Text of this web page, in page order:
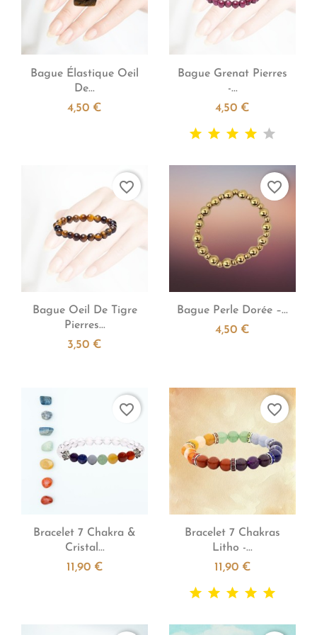
Aperçu rapide
Bague Élastique Oeil
De...
4,50 €
Aperçu rapide
Bague Grenat Pierres
-...
4,50 €
Aperçu rapide
Bague Oeil De Tigre
Pierres...
3,50 €
favorite_border
Aperçu rapide
Bague Perle Dorée –...
4,50 €
favorite_border
Aperçu rapide
Bracelet 7 Chakra &
Cristal...
11,90 €
favorite_border
Aperçu rapide
Bracelet 7 Chakras
Litho -...
11,90 €
favorite_border